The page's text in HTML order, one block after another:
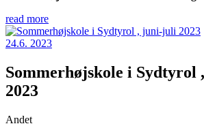
read more
24.6. 2023
Sommerhøjskole i
2023
Andet